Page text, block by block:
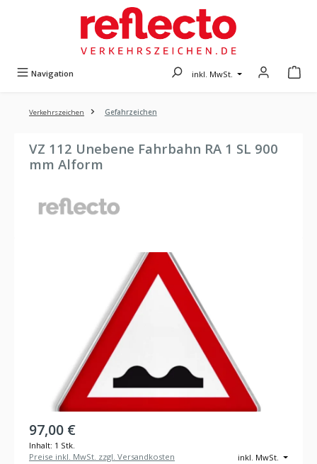
Navigation inkl. MwSt.
Verkehrszeichen Gefahrzeichen
VZ 112 Unebene Fahrbahn RA 1 SL 900
mm Alform
97,00 €
Inhalt: 1 Stk.
inkl. MwSt.
Preise inkl. MwSt. zzgl. Versandkosten